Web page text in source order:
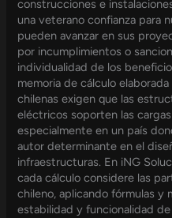
construcciones e
una veterano confianza para
pueden avanzar en sus
por incumplimientos o
individualidad de los
memoria de cálculo
chilenas exigen que las
eléctricos soporten las
especialmente en un país
autor determinante en el
infraestructuras. En iNG
cada cálculo considere las
chileno, aplicando fórmulas y
estabilidad y funcionalidad de